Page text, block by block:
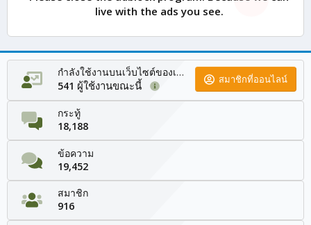
live with the ads you see.
กำลังใช้งานบนเว็บไซต์ของเรา
541 ผู้ใช้งานขณะนี้ สมาชิกที่ออนไลน์
กระทู้
18,188
ข้อความ
19,452
สมาชิก
916